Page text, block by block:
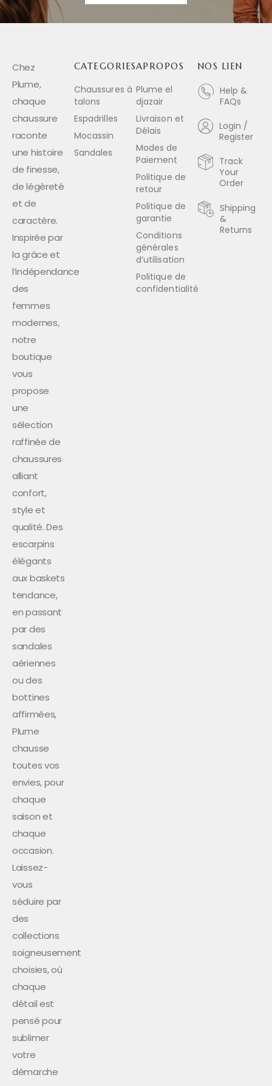
Chez
Plume,
chaque
chaussure
raconte
une histoire
de finesse,
de légèreté
et de
caractère.
Inspirée par
la grâce et
l’indépendance
des
femmes
modernes,
notre
boutique
vous
propose
une
sélection
raffinée de
chaussures
alliant
confort,
style et
qualité. Des
escarpins
élégants
aux baskets
tendance,
en passant
par des
sandales
aériennes
ou des
bottines
affirmées,
Plume
chausse
toutes vos
envies, pour
chaque
saison et
chaque
occasion.
Laissez-
vous
séduire par
des
collections
soigneusement
choisies, où
chaque
détail est
pensé pour
sublimer
votre
démarche
NOS LIEN
Help &
FAQs
Login /
Register
Track
Your
Order
Shipping
&
Returns
APROPOS
Plume el
djazair
Livraison et
Délais
Modes de
Paiement
Politique de
retour
Politique de
garantie
Conditions
générales
d’utilisation
Politique de
confidentialité
CATEGORIES
Chaussures à
talons
Espadrilles
Mocassin
Sandales